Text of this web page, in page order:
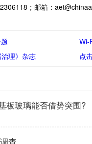
；邮箱：
Wi-
理》杂志
点
板玻璃能否借势突围?
查